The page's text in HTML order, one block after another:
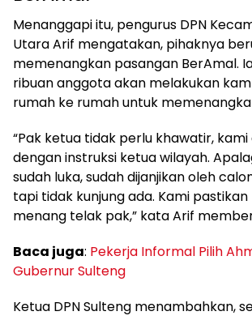
Menanggapi itu, pengurus DPN
Utara Arif mengatakan, pihaknya
memenangkan pasangan BerAmal.
ribuan anggota akan melakukan
rumah ke rumah untuk
“Pak ketua tidak perlu khawatir, kami
dengan instruksi ketua wilayah.
sudah luka, sudah dijanjikan oleh
tapi tidak kunjung ada. Kami pastikan
menang telak pak,” kata Arif
Baca juga: Pekerja Informal Pilih
Gubernur Sulteng
Ketua DPN Sulteng menambahkan,